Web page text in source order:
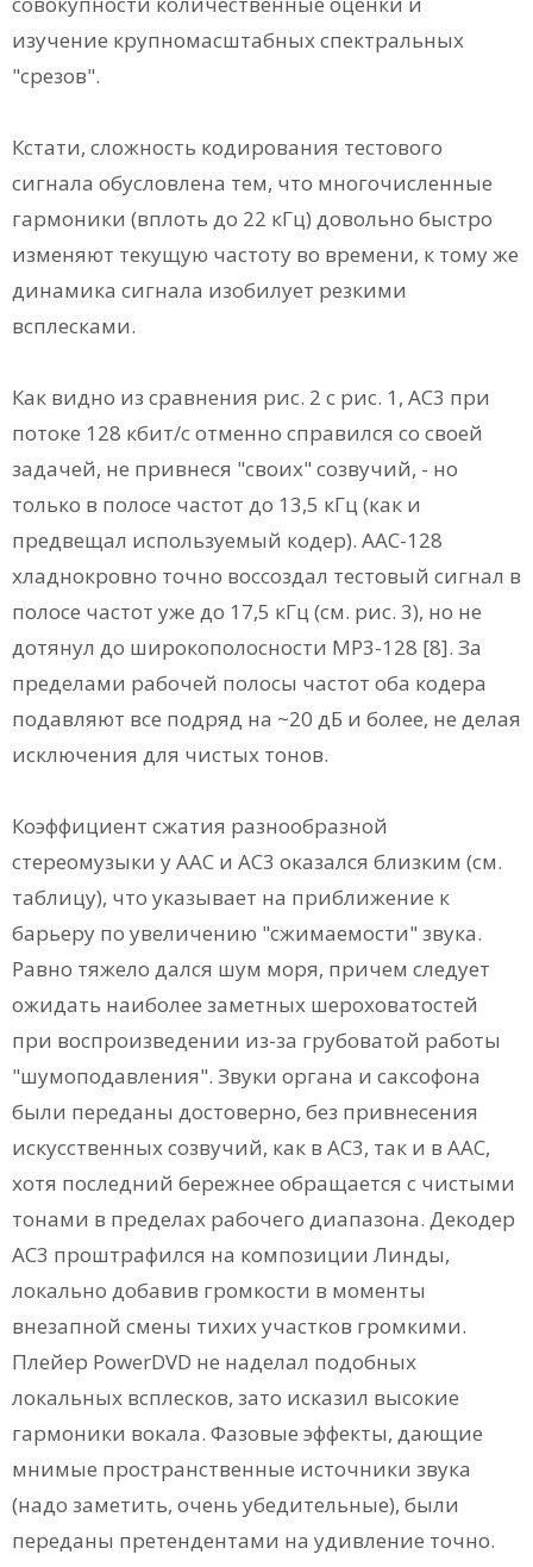
изучение крупномасштабных спектральных
"срезов".
Кстати, сложность кодирования тестового
сигнала обусловлена тем, что многочисленные
гармоники (вплоть до 22 кГц) довольно быстро
изменяют текущую частоту во времени, к тому же
динамика сигнала изобилует резкими
всплесками.
Как видно из сравнения рис. 2 с рис. 1, АС3 при
потоке 128 кбит/с отменно справился со своей
задачей, не привнеся "своих" созвучий, - но
только в полосе частот до 13,5 кГц (как и
предвещал используемый кодер). ААС-128
хладнокровно точно воссоздал тестовый сигнал в
полосе частот уже до 17,5 кГц (см. рис. 3), но не
дотянул до широкополосности МР3-128 [8]. За
пределами рабочей полосы частот оба кодера
подавляют все подряд на ~20 дБ и более, не делая
исключения для чистых тонов.
Коэффициент сжатия разнообразной
стереомузыки у ААС и АС3 оказался близким (см.
таблицу), что указывает на приближение к
барьеру по увеличению "сжимаемости" звука.
Равно тяжело дался шум моря, причем следует
ожидать наиболее заметных шероховатостей
при воспроизведении из-за грубоватой работы
"шумоподавления". Звуки органа и саксофона
были переданы достоверно, без привнесения
искусственных созвучий, как в АС3, так и в ААС,
хотя последний бережнее обращается с чистыми
тонами в пределах рабочего диапазона. Декодер
АС3 проштрафился на композиции Линды,
локально добавив громкости в моменты
внезапной смены тихих участков громкими.
Плейер PowerDVD не наделал подобных
локальных всплесков, зато исказил высокие
гармоники вокала. Фазовые эффекты, дающие
мнимые пространственные источники звука
(надо заметить, очень убедительные), были
переданы претендентами на удивление точно.